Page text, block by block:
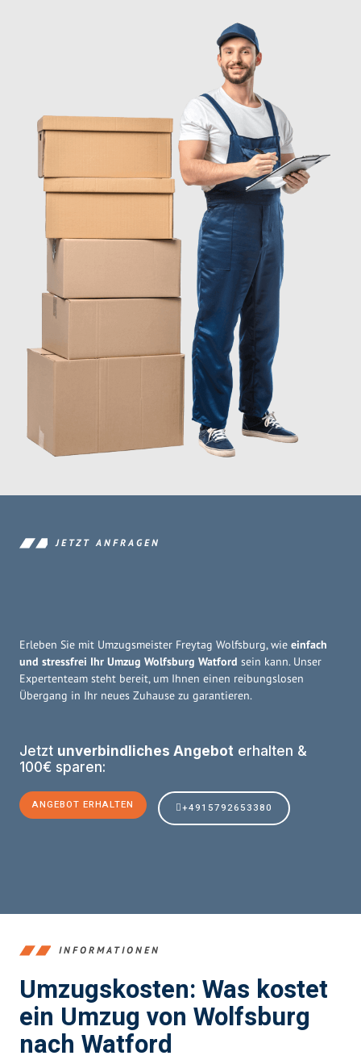
JETZT ANFRAGEN
Erleben Sie mit Umzugsmeister Freytag Wolfsburg, wie einfach
und stressfrei Ihr Umzug Wolfsburg Watford sein kann. Unser
Expertenteam steht bereit, um Ihnen einen reibungslosen
Übergang in Ihr neues Zuhause zu garantieren.
Jetzt unverbindliches Angebot erhalten &
100€ sparen:
ANGEBOT ERHALTEN +4915792653380
INFORMATIONEN
Umzugskosten: Was kostet
ein Umzug von Wolfsburg
nach Watford